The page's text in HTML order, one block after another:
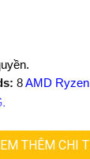
8AMD
THÊM CHI